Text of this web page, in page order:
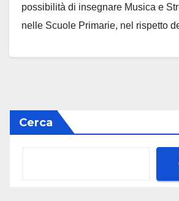
possibilità di insegnare Musica e
nelle Scuole Primarie, nel rispetto
Cerca